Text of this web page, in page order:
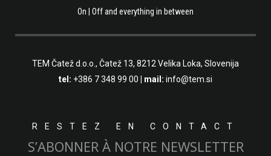
On | Off and everything in between
TEM Čatež d.o.o., Čatež 13, 8212 Velika Loka, Slovenija
tel: +386 7 348 99 00 | mail: info@tem.si
RESTEZ EN CONTACT
S’ABONNER À NOTRE NEWSLETTER